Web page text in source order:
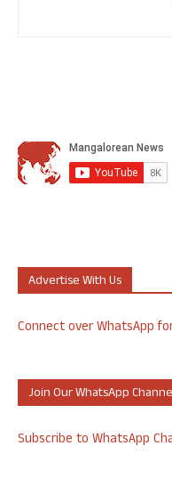
Advertise With Us
Connect over WhatsApp
Join Our WhatsApp
Subscribe to WhatsApp